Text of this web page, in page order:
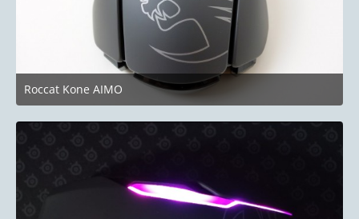
Roccat Kone AIMO
8. September 2018 um 14:22